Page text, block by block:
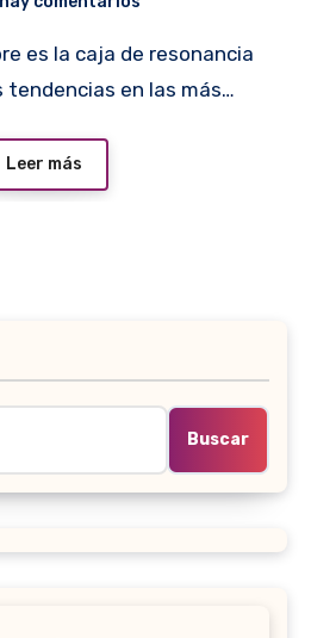
tendencias en las más…
Leer más
Buscar